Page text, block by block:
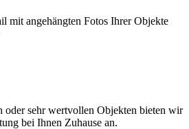
mit angehängten Fotos Ihrer Objekte
oder sehr wertvollen Objekten bieten wir
bei Ihnen Zuhause an.